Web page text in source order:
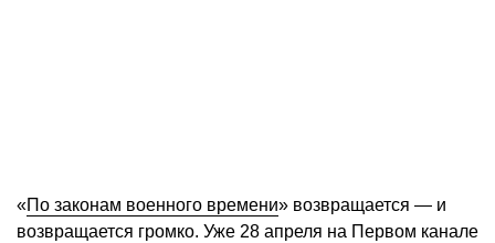
«По законам военного времени» возвращается — и
возвращается громко. Уже 28 апреля на Первом канале